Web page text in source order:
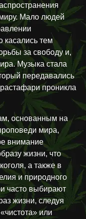
Мало людей
касались тем
за свободу и,
Музыка стала
передавались
проникла
основанным на
мира,
внимание
жизни, что
а также в
и природного
часто выбирают
жизни, следуя
или